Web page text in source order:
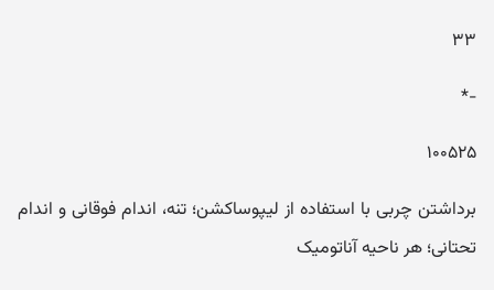
۳۳
-*
۱۰۰۵۲۵
برداشتن چربی با استفاده از لیپوساکشن؛ تنه، اندام فوقانی و اندام
تحتانی؛ هر ناحیه آناتومیک